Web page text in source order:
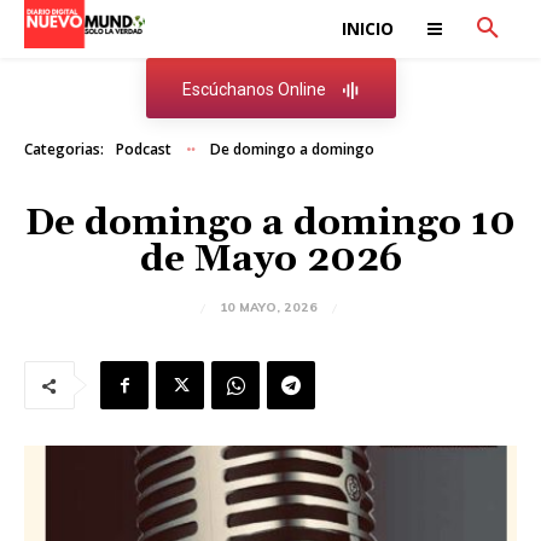
INICIO
Escúchanos Online
Categorias: Podcast De domingo a domingo
De domingo a domingo 10
de Mayo 2026
10 MAYO, 2026